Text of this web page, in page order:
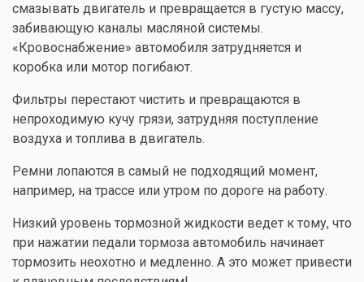
смазывать двигатель и превращается в густую массу,
забивающую каналы масляной системы.
«Кровоснабжение» автомобиля затрудняется и
коробка или мотор погибают.
Фильтры перестают чистить и превращаются в
непроходимую кучу грязи, затрудняя поступление
воздуха и топлива в двигатель.
Ремни лопаются в самый не подходящий момент,
например, на трассе или утром по дороге на работу.
Низкий уровень тормозной жидкости ведет к тому, что
при нажатии педали тормоза автомобиль начинает
тормозить неохотно и медленно. А это может привести